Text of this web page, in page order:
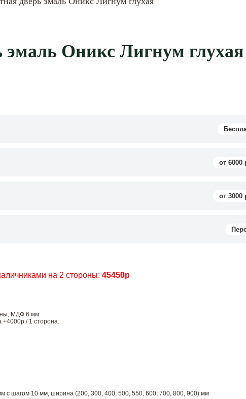
Оникс Лигнум глухая
от 6000
от 3000
на 2 стороны: 45450р
МДФ 6 мм.
+4000р./ 1 сторона.
с шагом 10 мм, ширина (200, 300, 400, 500, 550, 600, 700, 800, 900) мм